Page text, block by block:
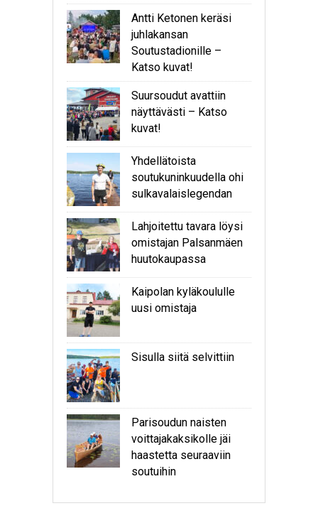
Antti Ketonen keräsi
juhlakansan
Soutustadionille –
Katso kuvat!
Suursoudut avattiin
näyttävästi – Katso
kuvat!
Yhdellätoista
soutukuninkuudella ohi
sulkavalaislegendan
Lahjoitettu tavara löysi
omistajan Palsanmäen
huutokaupassa
Kaipolan kyläkoululle
uusi omistaja
Sisulla siitä selvittiin
Parisoudun naisten
voittajakaksikolle jäi
haastetta seuraaviin
soutuihin